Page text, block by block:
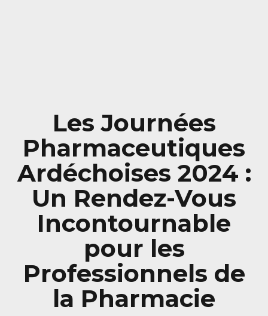
Les Journées
Pharmaceutiques
Ardéchoises 2024 :
Un Rendez-Vous
Incontournable
pour les
Professionnels de
la Pharmacie